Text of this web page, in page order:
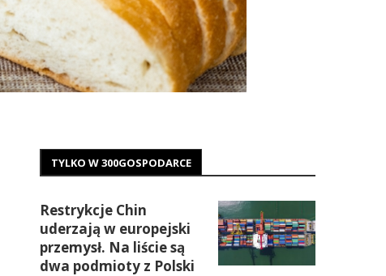
TYLKO W 300GOSPODARCE
Restrykcje Chin
uderzają w europejski
przemysł. Na liście są
dwa podmioty z Polski